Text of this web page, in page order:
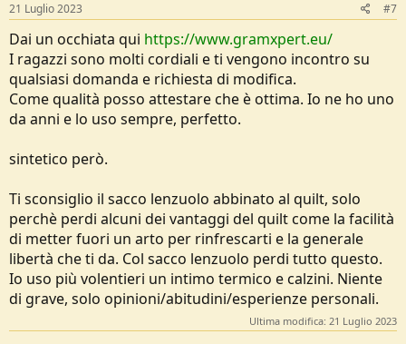
21 Luglio 2023 #7
Dai un occhiata qui https://www.gramxpert.eu/
I ragazzi sono molti cordiali e ti vengono incontro su
qualsiasi domanda e richiesta di modifica.
Come qualità posso attestare che è ottima. Io ne ho uno
da anni e lo uso sempre, perfetto.
sintetico però.
Ti sconsiglio il sacco lenzuolo abbinato al quilt, solo
perchè perdi alcuni dei vantaggi del quilt come la facilità
di metter fuori un arto per rinfrescarti e la generale
libertà che ti da. Col sacco lenzuolo perdi tutto questo.
Io uso più volentieri un intimo termico e calzini. Niente
di grave, solo opinioni/abitudini/esperienze personali.
Ultima modifica: 21 Luglio 2023